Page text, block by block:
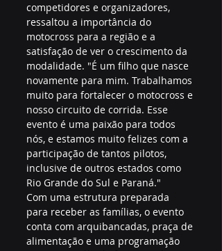
competidores e organizadores,
ressaltou a importância do
motocross para a região e a
satisfação de ver o crescimento da
modalidade. "É um filho que nasce
novamente para mim. Trabalhamos
muito para fortalecer o motocross e
nosso circuito de corrida. Esse
evento é uma paixão para todos
nós, e estamos muito felizes com a
participação de tantos pilotos,
inclusive de outros estados como
Rio Grande do Sul e Paraná."
Com uma estrutura preparada
para receber as famílias, o evento
conta com arquibancadas, praça de
alimentação e uma programação